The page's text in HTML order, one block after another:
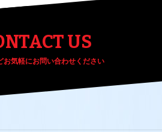
US
お気軽にお問い合わせください